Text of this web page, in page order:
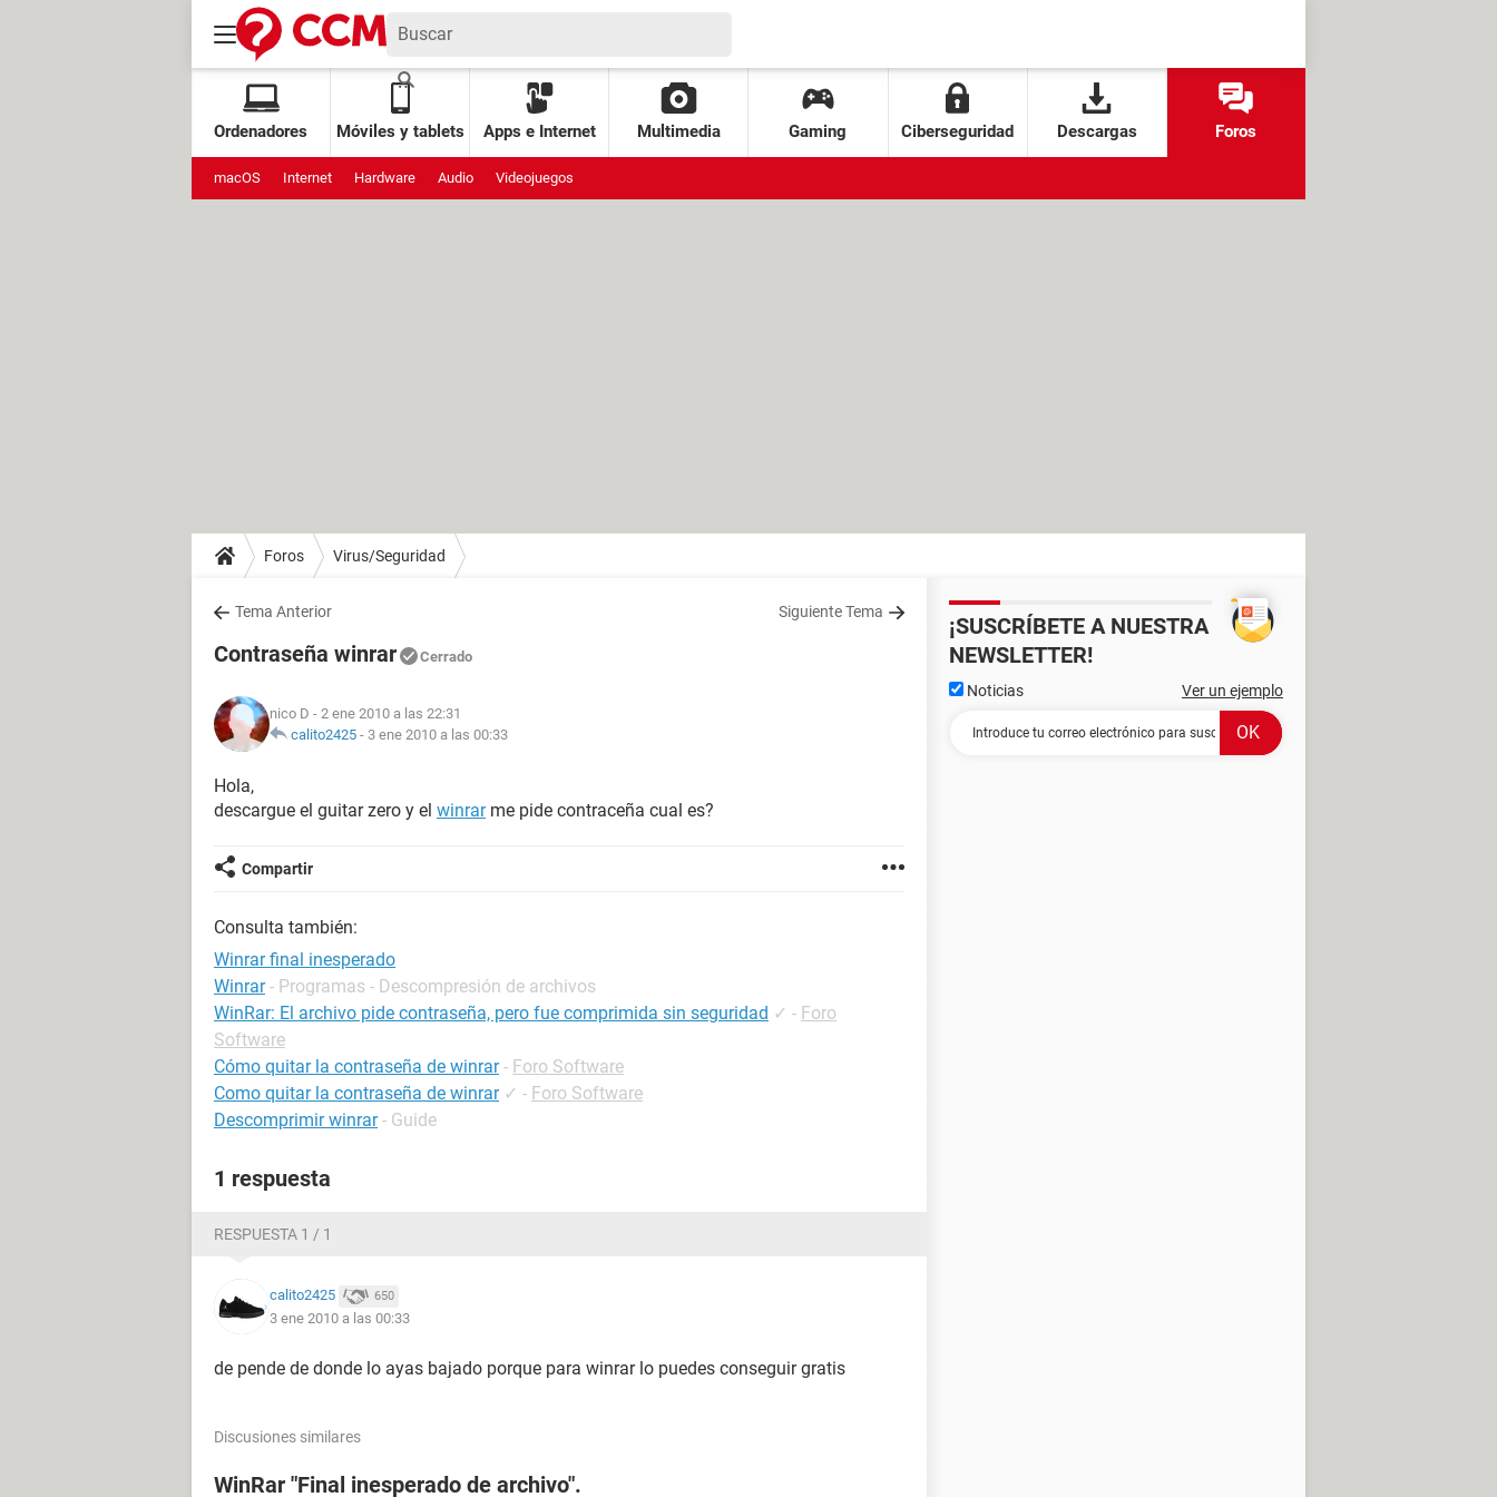
Ordenadores Móviles y tablets Apps e Internet Multimedia Gaming Ciberseguridad Descargas Foros
macOS Internet Hardware Audio Videojuegos
Foros Virus/Seguridad
Tema Anterior Siguiente Tema
Contraseña winrar Cerrado
nico D - 2 ene 2010 a las 22:31
calito2425 - 3 ene 2010 a las 00:33
Hola,
descargue el guitar zero y el winrarme pide contraceña cual es?
Compartir
Consulta también:
Winrar final inesperado
Winrar - Programas - Descompresión de archivos
WinRar: El archivo pide contraseña, pero fue comprimida sin seguridad ✓ - Foro
Software
Cómo quitar la contraseña de winrar - Foro Software
Como quitar la contraseña de winrar ✓ - Foro Software
Descomprimir winrar - Guide
1 respuesta
RESPUESTA 1 / 1
calito2425 650
3 ene 2010 a las 00:33
de pende de donde lo ayas bajado porque para winrar lo puedes conseguir gratis
Discusiones similares
WinRar "Final inesperado de archivo".
¡SUSCRÍBETE A NUESTRA
NEWSLETTER!
Noticias Ver un ejemplo